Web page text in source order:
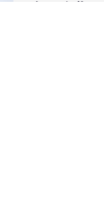
肺炎球菌
慢性の持病